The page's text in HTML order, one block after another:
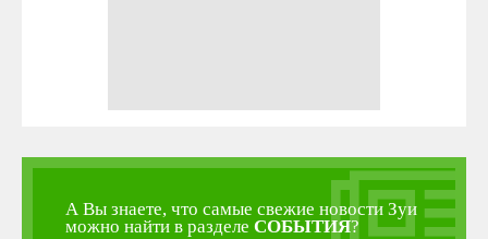
А Вы знаете, что самые свежие новости Зуи
можно найти в разделе СОБЫТИЯ?